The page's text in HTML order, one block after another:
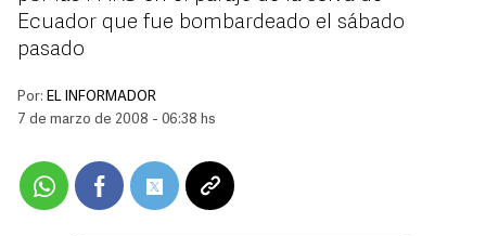
Ecuador que fue bombardeado el sábado
pasado
Por: EL INFORMADOR
7 de marzo de 2008 - 06:38 hs